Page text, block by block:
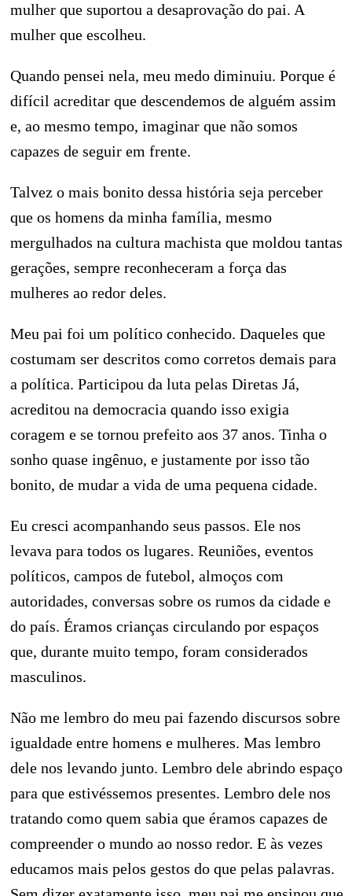
mulher que suportou a desaprovação do pai. A
mulher que escolheu.
Quando pensei nela, meu medo diminuiu. Porque é
difícil acreditar que descendemos de alguém assim
e, ao mesmo tempo, imaginar que não somos
capazes de seguir em frente.
Talvez o mais bonito dessa história seja perceber
que os homens da minha família, mesmo
mergulhados na cultura machista que moldou tantas
gerações, sempre reconheceram a força das
mulheres ao redor deles.
Meu pai foi um político conhecido. Daqueles que
costumam ser descritos como corretos demais para
a política. Participou da luta pelas Diretas Já,
acreditou na democracia quando isso exigia
coragem e se tornou prefeito aos 37 anos. Tinha o
sonho quase ingênuo, e justamente por isso tão
bonito, de mudar a vida de uma pequena cidade.
Eu cresci acompanhando seus passos. Ele nos
levava para todos os lugares. Reuniões, eventos
políticos, campos de futebol, almoços com
autoridades, conversas sobre os rumos da cidade e
do país. Éramos crianças circulando por espaços
que, durante muito tempo, foram considerados
masculinos.
Não me lembro do meu pai fazendo discursos sobre
igualdade entre homens e mulheres. Mas lembro
dele nos levando junto. Lembro dele abrindo espaço
para que estivéssemos presentes. Lembro dele nos
tratando como quem sabia que éramos capazes de
compreender o mundo ao nosso redor. E às vezes
educamos mais pelos gestos do que pelas palavras.